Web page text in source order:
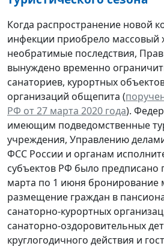
Когда распространение новой
инфекции приобрело массовый
необратимые последствия,
вынуждено временно
санаториев, курортных
организаций общепита (
РФ от 27 марта 2020 года).
имеющим подведомственные
учреждения, Управлению
ФСС России и органам
субъектов РФ было предписано
марта по 1 июня бронирование
размещение граждан в
санаторно-курортных
санаторно-оздоровительных
круглогодичного действия и